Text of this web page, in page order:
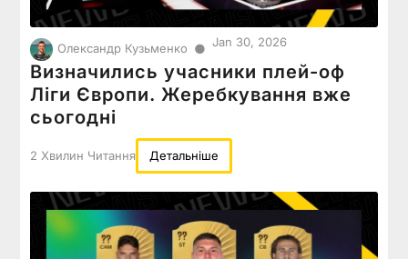
Олександр Кузьменко ● Jan 30, 2026
Визначились учасники плей-оф
Ліги Європи. Жеребкування вже
сьогодні
2 Хвилин Читання Детальніше